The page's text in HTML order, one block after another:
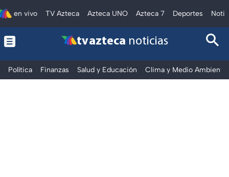
en vivo TV Azteca Azteca UNO Azteca 7 Deportes
tv azteca noticias
Política Finanzas Salud y Educación Clima y Medio Ambiente